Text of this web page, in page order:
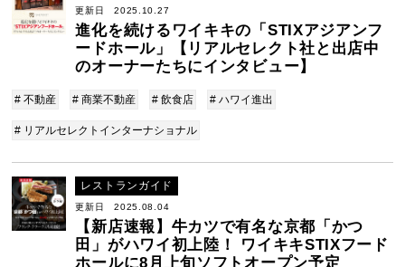
更新日 2025.10.27
進化を続けるワイキキの「STIXアジアンフ
ードホール」【リアルセレクト社と出店中
のオーナーたちにインタビュー】
# 不動産 # 商業不動産 # 飲食店 # ハワイ進出
# リアルセレクトインターナショナル
レストランガイド
更新日 2025.08.04
【新店速報】牛カツで有名な京都「かつ
田」がハワイ初上陸！ ワイキキSTIXフード
ホールに8月上旬ソフトオープン予定